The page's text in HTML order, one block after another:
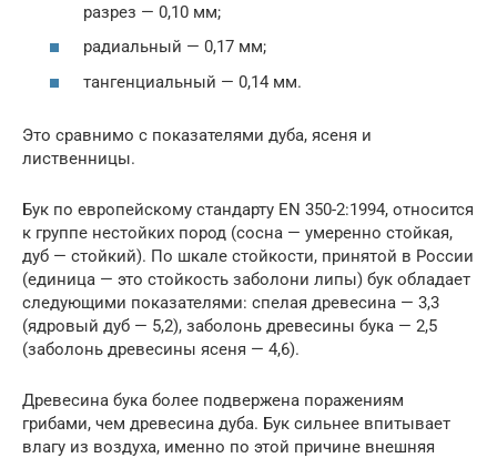
разрез — 0,10 мм;
радиальный — 0,17 мм;
тангенциальный — 0,14 мм.
Это сравнимо с показателями дуба, ясеня и
лиственницы.
Бук по европейскому стандарту EN 350-2:1994, относится
к группе нестойких пород (сосна — умеренно стойкая,
дуб — стойкий). По шкале стойкости, принятой в России
(единица — это стойкость заболони липы) бук обладает
следующими показателями: спелая древесина — 3,3
(ядровый дуб — 5,2), заболонь древесины бука — 2,5
(заболонь древесины ясеня — 4,6).
Древесина бука более подвержена поражениям
грибами, чем древесина дуба. Бук сильнее впитывает
влагу из воздуха, именно по этой причине внешняя